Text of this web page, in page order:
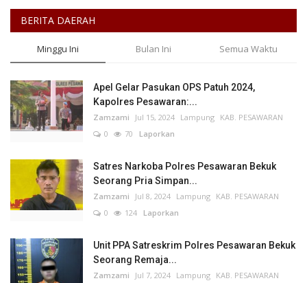
BERITA DAERAH
Minggu Ini Bulan Ini Semua Waktu
Apel Gelar Pasukan OPS Patuh 2024,
Kapolres Pesawaran:...
Zamzami Jul 15, 2024 Lampung KAB. PESAWARAN
0
70 Laporkan
Satres Narkoba Polres Pesawaran Bekuk
Seorang Pria Simpan...
Zamzami Jul 8, 2024 Lampung KAB. PESAWARAN
0
124 Laporkan
Unit PPA Satreskrim Polres Pesawaran Bekuk
Seorang Remaja...
Zamzami Jul 7, 2024 Lampung KAB. PESAWARAN